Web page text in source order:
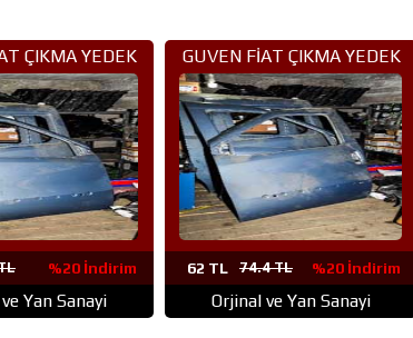
ÇIKMA YEDEK
ANKARA (42)
%20 İndirim
Yan Sanayi
GUVEN FİAT ÇIKMA YEDEK
PARÇA ANKARA (41)
62 TL 74.4 TL %20 İndirim
Orjinal ve Yan Sanayi